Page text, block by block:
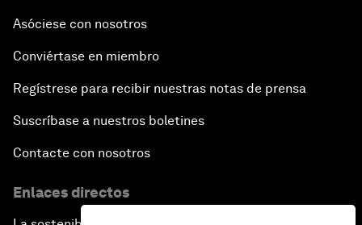
Asóciese con nosotros
Conviértase en miembro
Regístrese para recibir nuestras notas de prensa
Suscríbase a nuestros boletines
Contacte con nosotros
Enlaces directos